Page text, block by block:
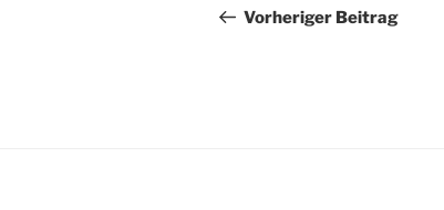
Beitrag
Vorheriger Beitrag